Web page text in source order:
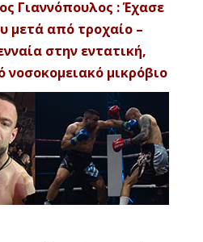
Γιαννόπουλος : Έχασε
μετά από τροχαίο –
στην εντατική,
νοσοκομειακό μικρόβιο